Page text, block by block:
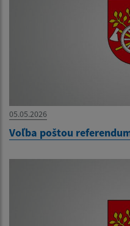
05.05.2026
Voľba poštou